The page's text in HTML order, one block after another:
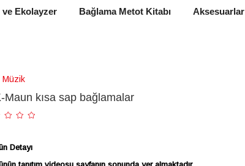
ve Ekolayzer Bağlama Metot Kitabı Aksesuarlar
Müzik
Maun kısa sap bağlamalar
Detayı